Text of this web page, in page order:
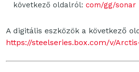
következő oldalról: com/gg/sonar
A digitális eszközök a következő
https://steelseries.box.com/v/